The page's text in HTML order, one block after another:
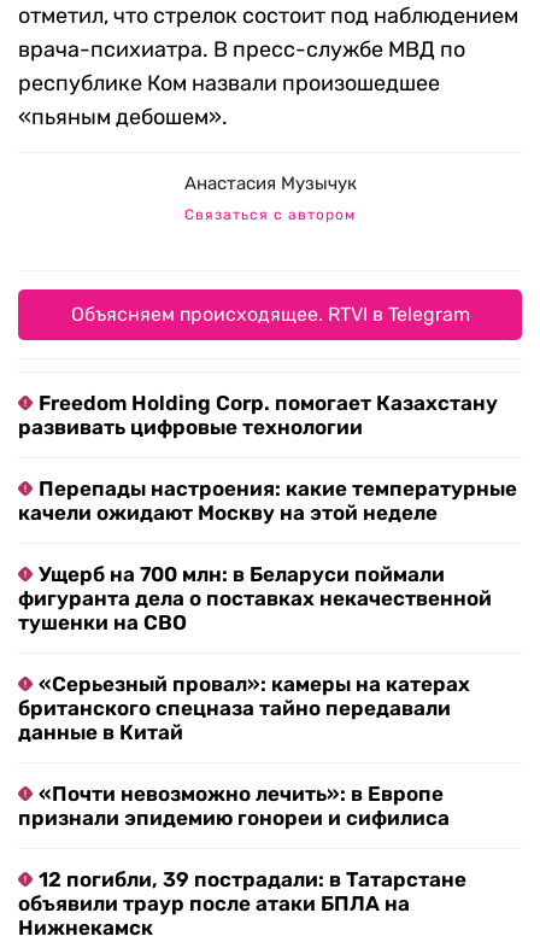
отметил, что стрелок состоит под наблюдением
врача-психиатра. В пресс-службе МВД по
республике Ком назвали произошедшее
«пьяным дебошем».
Анастасия Музычук
Связаться с автором
Объясняем происходящее. RTVI в Telegram
Freedom Holding Corp. помогает Казахстану
развивать цифровые технологии
Перепады настроения: какие температурные
качели ожидают Москву на этой неделе
Ущерб на 700 млн: в Беларуси поймали
фигуранта дела о поставках некачественной
тушенки на СВО
«Серьезный провал»: камеры на катерах
британского спецназа тайно передавали
данные в Китай
«Почти невозможно лечить»: в Европе
признали эпидемию гонореи и сифилиса
12 погибли, 39 пострадали: в Татарстане
объявили траур после атаки БПЛА на
Нижнекамск